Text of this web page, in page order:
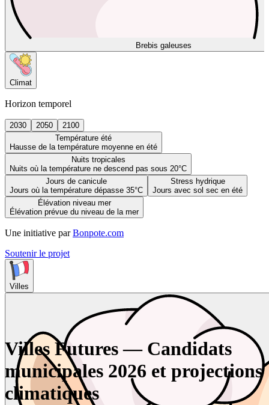
Brebis galeuses
Climat
Horizon temporel
2030 2050
2100
Température été
Hausse de la température moyenne en été
Nuits tropicales
Nuits où la température ne descend pas sous 20°C
Jours de canicule
Jours où la température dépasse 35°C
Stress hydrique
Jours avec sol sec en été
Élévation niveau mer
Élévation prévue du niveau de la mer
Une initiative par Bonpote.com
Soutenir le projet
Villes
Villes Futures — Candidats
municipales 2026 et projections
climatiques